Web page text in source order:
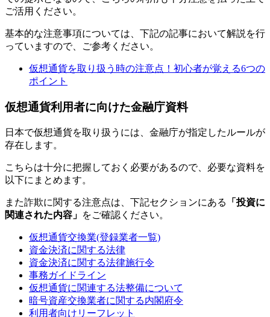
ご活用ください。
基本的な注意事項については、下記の記事において解説を行
っていますので、ご参考ください。
仮想通貨を取り扱う時の注意点！初心者が覚える6つの
ポイント
仮想通貨利用者に向けた金融庁資料
日本で仮想通貨を取り扱うには、金融庁が指定したルールが
存在します。
こちらは十分に把握しておく必要があるので、必要な資料を
以下にまとめます。
また詐欺に関する注意点は、下記セクションにある
「投資に
関連された内容」 をご確認ください。
仮想通貨交換業(登録業者一覧)
資金決済に関する法律
資金決済に関する法律施行令
事務ガイドライン
仮想通貨に関連する法整備について
暗号資産交換業者に関する内閣府令
利用者向けリーフレット